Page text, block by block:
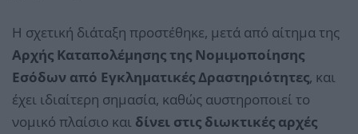
Η σχετική διάταξη προστέθηκε, μετά από αίτημα της
Αρχής Καταπολέμησης της Νομιμοποίησης
Εσόδων από Εγκληματικές Δραστηριότητες, και
έχει ιδιαίτερη σημασία, καθώς αυστηροποιεί το
νομικό πλαίσιο και δίνει στις διωκτικές αρχές